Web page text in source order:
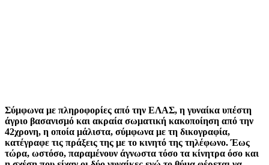
Σύμφωνα με πληροφορίες από την ΕΛΑΣ, η γυναίκα υπέστη
άγριο βασανισμό και ακραία σωματική κακοποίηση από την
42χρονη, η οποία μάλιστα, σύμφωνα με τη δικογραφία,
κατέγραφε τις πράξεις της με το κινητό της τηλέφωνο. Έως
τώρα, ωστόσο, παραμένουν άγνωστα τόσο τα κίνητρα όσο και